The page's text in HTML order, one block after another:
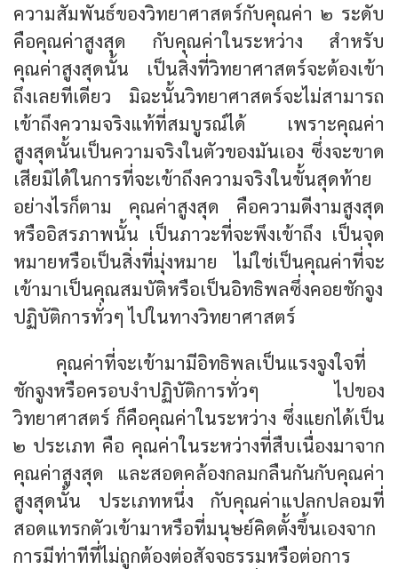
ความสัมพันธ์ของวิทยา­ศาสตร์กับคุณค่า ๒ ระดับ
คือคุณค่าสูงสุด กับคุณค่าในระหว่าง สำหรับ
คุณค่าสูงสุดนั้น เป็นสิ่งที่วิทยาศาสตร์จะต้องเข้า
ถึงเลยทีเดียว มิฉะนั้นวิทยาศาสตร์จะไม่สามารถ
เข้าถึงความจริงแท้ที่สมบูรณ์ได้ เพราะคุณค่า
สูงสุดนั้นเป็นความจริงในตัวของมันเอง ซึ่งจะขาด
เสียมิได้ในการที่จะเข้าถึงความจริงในขั้นสุดท้าย
อย่างไรก็ตาม คุณค่าสูงสุด คือความดีงามสูงสุด
หรืออิสรภาพนั้น เป็นภาวะที่จะพึงเข้าถึง เป็นจุด
หมายหรือเป็นสิ่งที่มุ่งหมาย ไม่ใช่เป็นคุณค่าที่จะ
เข้ามาเป็นคุณสมบัติหรือเป็นอิทธิพลซึ่งคอยชักจูง
ปฏิบัติการทั่วๆ ไปในทางวิทยาศาสตร์
คุณค่าที่จะเข้ามามีอิทธิพลเป็นแรงจูงใจที่
ชักจูงหรือครอบงำปฏิบัติการทั่วๆ ไปของ
วิทยาศาสตร์ ก็คือคุณค่าในระหว่าง ซึ่งแยกได้เป็น
๒ ประเภท คือ คุณค่าในระหว่างที่สืบเนื่องมาจาก
คุณค่าสูงสุด และสอดคล้องกลมกลืนกันกับคุณค่า
สูงสุดนั้น ประเภทหนึ่ง กับคุณค่าแปลกปลอมที่
สอดแทรกตัวเข้ามาหรือที่มนุษย์คิดตั้งขึ้นเองจาก
การมีท่าทีที่ไม่ถูกต้องต่อสัจจธรรมหรือต่อการ